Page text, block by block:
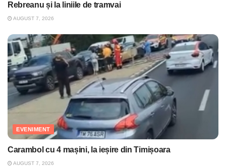
Rebreanu și la liniile de tramvai
AUGUST 7, 2026
EVENIMENT
Carambol cu 4 mașini, la ieșire din Timișoara
AUGUST 7, 2026